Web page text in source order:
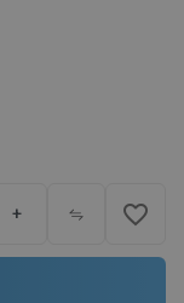
+ favorite_border